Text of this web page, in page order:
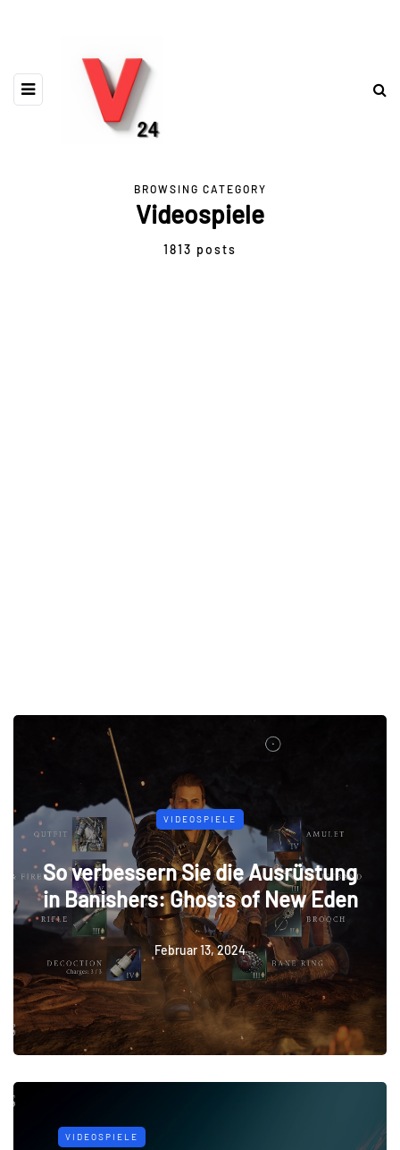
BROWSING CATEGORY
Videospiele
1813 posts
VIDEOSPIELE
So verbessern Sie die Ausrüstung
in Banishers: Ghosts of New Eden
Februar 13, 2024
VIDEOSPIELE